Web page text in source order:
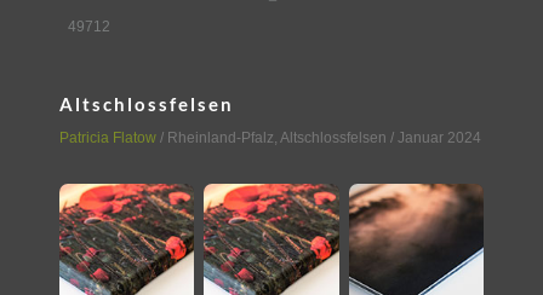
49712
Altschlossfelsen
Patricia Flatow / Rheinland-Pfalz, Altschlossfelsen / Januar 2024